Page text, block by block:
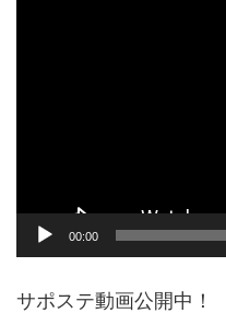
00:00
サポステ動画公開中！